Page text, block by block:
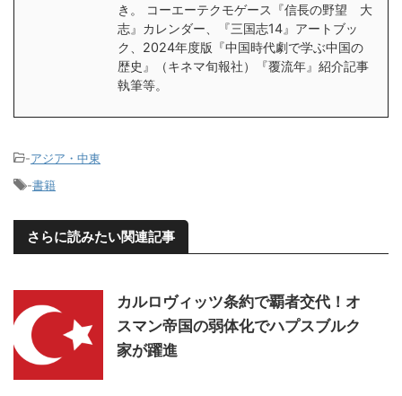
き。 コーエーテクモゲース『信長の野望 大
志』カレンダー、『三国志14』アートブッ
ク、2024年度版『中国時代劇で学ぶ中国の
歴史』（キネマ旬報社）『覆流年』紹介記事
執筆等。
-アジア・中東
-書籍
さらに読みたい関連記事
カルロヴィッツ条約で覇者交代！オ
スマン帝国の弱体化でハプスブルク
家が躍進